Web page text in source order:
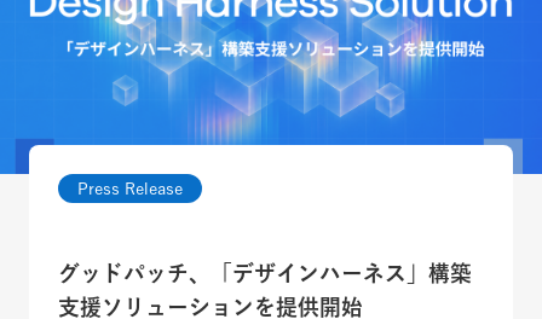
Press Release
グッドパッチ、「デザインハーネス」構築
支援ソリューションを提供開始